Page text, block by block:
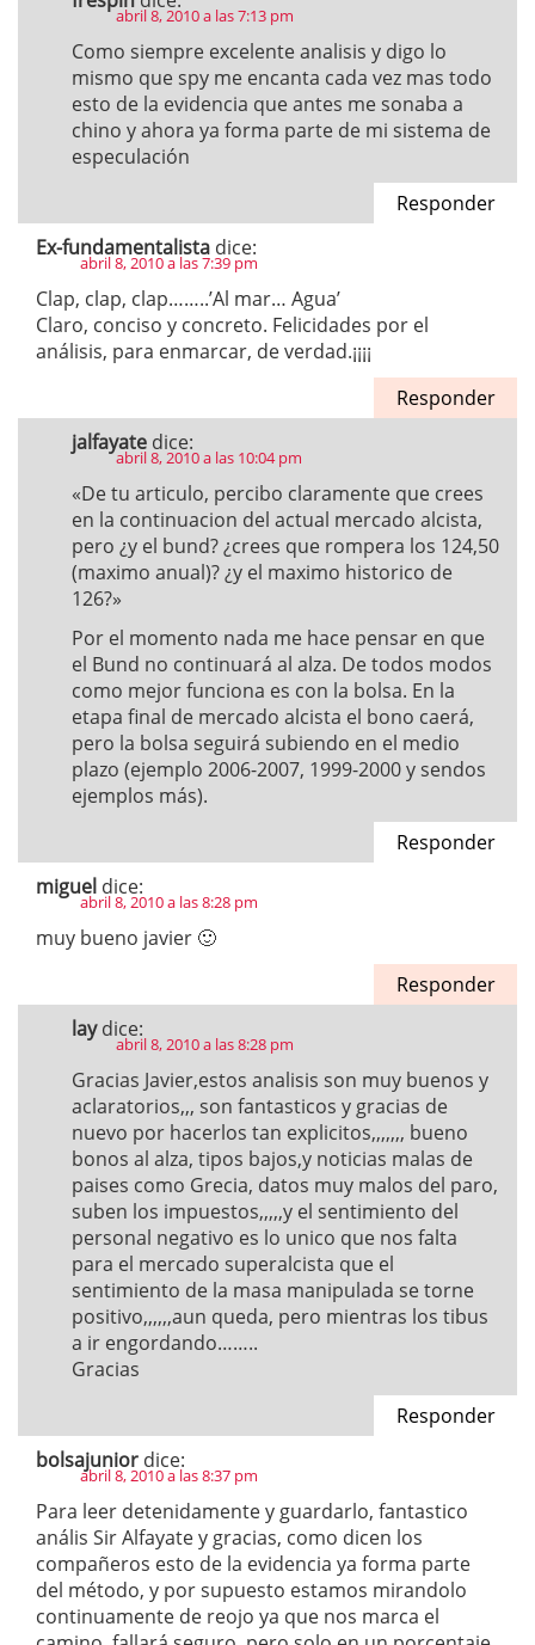
abril 8, 2010 a las 7:13 pm
Como siempre excelente analisis y digo lo
mismo que spy me encanta cada vez mas todo
esto de la evidencia que antes me sonaba a
chino y ahora ya forma parte de mi sistema de
especulación
Responder
Ex-fundamentalista dice:
abril 8, 2010 a las 7:39 pm
Clap, clap, clap……..’Al mar… Agua’
Claro, conciso y concreto. Felicidades por el
análisis, para enmarcar, de verdad.¡¡¡¡
Responder
jalfayate dice:
abril 8, 2010 a las 10:04 pm
«De tu articulo, percibo claramente que crees
en la continuacion del actual mercado alcista,
pero ¿y el bund? ¿crees que rompera los 124,50
(maximo anual)? ¿y el maximo historico de
126?»
Por el momento nada me hace pensar en que
el Bund no continuará al alza. De todos modos
como mejor funciona es con la bolsa. En la
etapa final de mercado alcista el bono caerá,
pero la bolsa seguirá subiendo en el medio
plazo (ejemplo 2006-2007, 1999-2000 y sendos
ejemplos más).
Responder
miguel dice:
abril 8, 2010 a las 8:28 pm
muy bueno javier 🙂
Responder
lay dice:
abril 8, 2010 a las 8:28 pm
Gracias Javier,estos analisis son muy buenos y
aclaratorios,,, son fantasticos y gracias de
nuevo por hacerlos tan explicitos,,,,,,, bueno
bonos al alza, tipos bajos,y noticias malas de
paises como Grecia, datos muy malos del paro,
suben los impuestos,,,,,y el sentimiento del
personal negativo es lo unico que nos falta
para el mercado superalcista que el
sentimiento de la masa manipulada se torne
positivo,,,,,,aun queda, pero mientras los tibus
a ir engordando……..
Gracias
Responder
bolsajunior dice:
abril 8, 2010 a las 8:37 pm
Para leer detenidamente y guardarlo, fantastico
anális Sir Alfayate y gracias, como dicen los
compañeros esto de la evidencia ya forma parte
del método, y por supuesto estamos mirandolo
continuamente de reojo ya que nos marca el